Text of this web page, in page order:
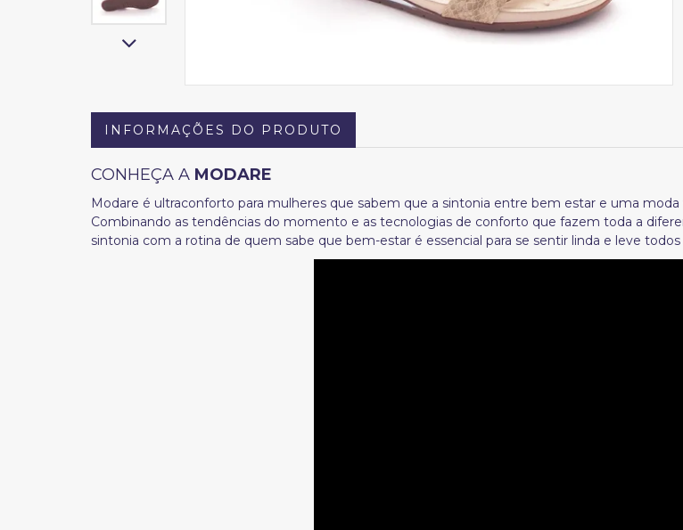
INFORMAÇÕES DO PRODUTO
CONHEÇA A MODARE
Modare é ultraconforto para mulheres que sabem que a sintonia entre bem estar e uma
Combinando as tendências do momento e as tecnologias de conforto que fazem toda a
sintonia com a rotina de quem sabe que bem-estar é essencial para se sentir linda e leve todos